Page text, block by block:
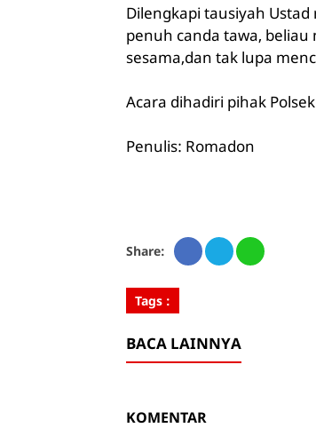
Dilengkapi tausiyah
penuh canda tawa,
sesama,dan tak lupa
Acara dihadiri pihak
Penulis: Romadon
Share:
Tags :
BACA LAINNYA
KOMENTAR